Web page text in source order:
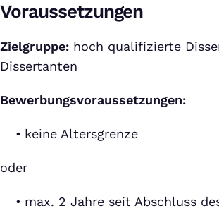
Voraussetzungen
Zielgruppe: hoch qualifizierte
Dissertanten
Bewerbungsvoraussetzungen:
keine Altersgrenze
oder
max. 2 Jahre seit Abschluss